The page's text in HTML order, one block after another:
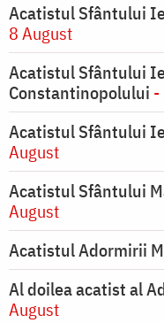
Acatistul Sfântului
8 August
Acatistul Sfântului
Constantinopolului -
Acatistul Sfântului
August
Acatistul Sfântului
August
Acatistul Adormirii
Al doilea acatist al
August